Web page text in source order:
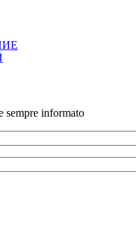
sempre informato